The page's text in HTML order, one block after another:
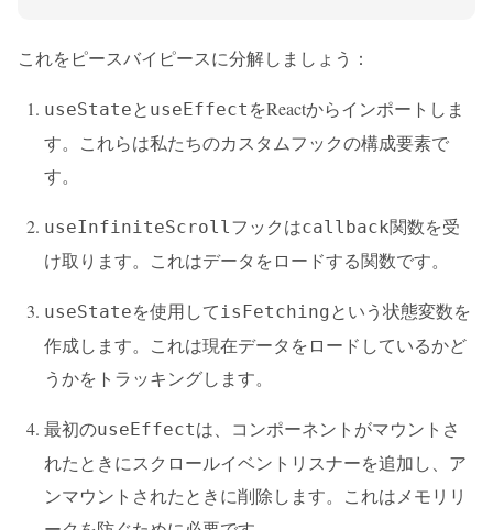
これをピースバイピースに分解しましょう：
useStateと useEffect をReactからインポートしま
す。これらは私たちのカスタムフックの構成要素で
す。
useInfiniteScrollフックはcallback関数を受
け取ります。これはデータをロードする関数です。
useStateを使用してisFetchingという状態変数を
作成します。これは現在データをロードしているかど
うかをトラッキングします。
最初のuseEffectは、コンポーネントがマウントさ
れたときにスクロールイベントリスナーを追加し、ア
ンマウントされたときに削除します。これはメモリリ